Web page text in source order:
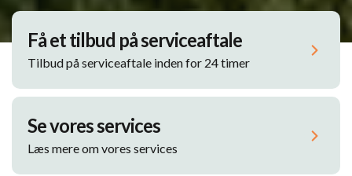
Få et tilbud på serviceaftale
Tilbud på serviceaftale inden for 24 timer
Se vores services
Læs mere om vores services